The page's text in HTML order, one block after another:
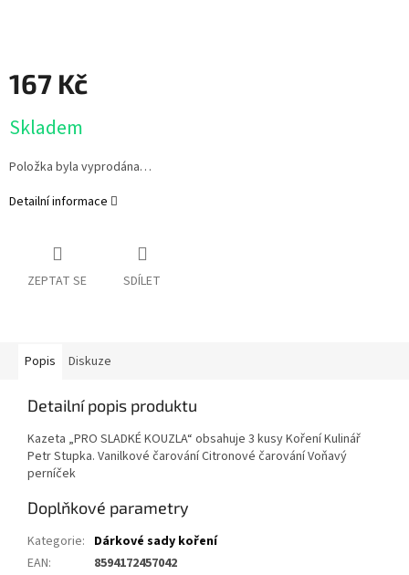
167 Kč
cena:
Skladem
Položka byla vyprodána…
Detailní informace
ZEPTAT SE SDÍLET
Popis Diskuze
Detailní popis produktu
Kazeta „PRO SLADKÉ KOUZLA“ obsahuje 3 kusy Koření Kulinář
Petr Stupka. Vanilkové čarování Citronové čarování Voňavý
perníček
Doplňkové parametry
Kategorie: Dárkové sady koření
EAN:
8594172457042